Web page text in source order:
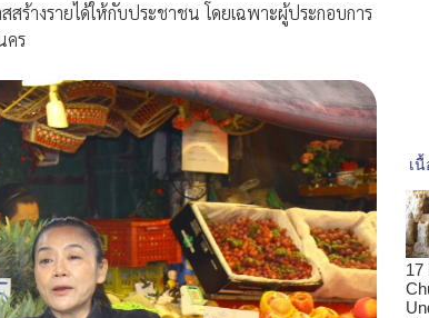
สร้างรายได้ให้กับประชาชน โดยเฉพาะผู้ประกอบการ
คร